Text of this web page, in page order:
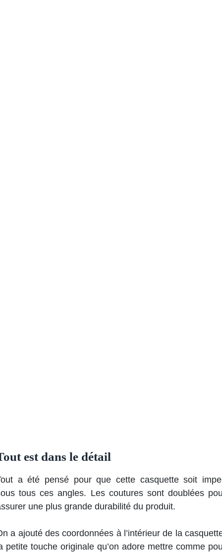
est dans le détail
a été pensé pour que cette casquette soit
tous ces angles. Les coutures sont doublées
une plus grande durabilité du produit.
a ajouté des coordonnées à l’intérieur de la
petite touche originale qu’on adore mettre comme